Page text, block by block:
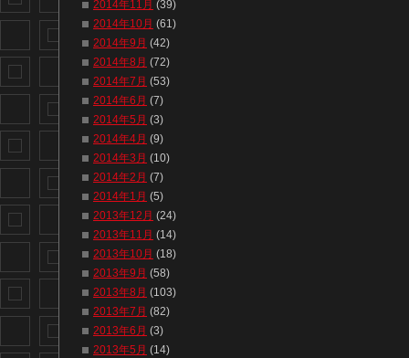
2014年11月 (39)
2014年10月 (61)
2014年9月 (42)
2014年8月 (72)
2014年7月 (53)
2014年6月 (7)
2014年5月 (3)
2014年4月 (9)
2014年3月 (10)
2014年2月 (7)
2014年1月 (5)
2013年12月 (24)
2013年11月 (14)
2013年10月 (18)
2013年9月 (58)
2013年8月 (103)
2013年7月 (82)
2013年6月 (3)
2013年5月 (14)